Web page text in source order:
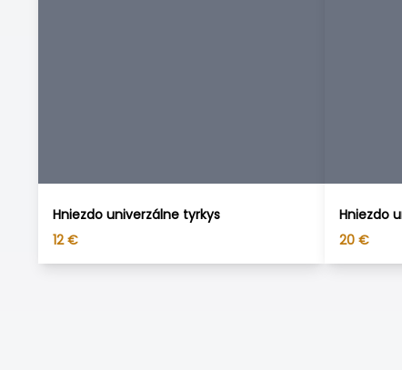
Hniezdo univerzálne tyrkys
12 €
Hniezdo
20 €